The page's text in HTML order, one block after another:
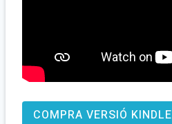
COMPRA VERSIÓ KINDLE